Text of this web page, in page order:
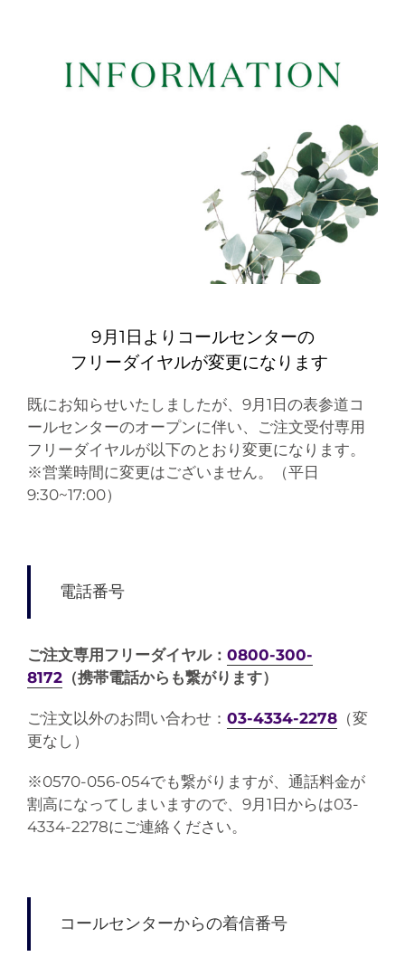
9月1日よりコールセンターの
フリーダイヤルが変更になります
既にお知らせいたしましたが、9月1日の表参道コ
ールセンターのオープンに伴い、ご注文受付専用
フリーダイヤルが以下のとおり変更になります。
※営業時間に変更はございません。（平日
9:30~17:00）
電話番号
ご注文専用フリーダイヤル： 0800-300-
8172（携帯電話からも繋がります）
ご注文以外のお問い合わせ： 03-4334-2278（変
更なし）
※0570-056-054でも繋がりますが、通話料金が
割高になってしまいますので、9月1日からは03-
4334-2278にご連絡ください。
コールセンターからの着信番号